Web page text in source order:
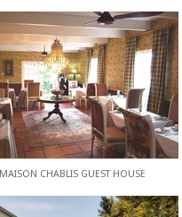
MAISON CHABLIS GUEST HOUSE